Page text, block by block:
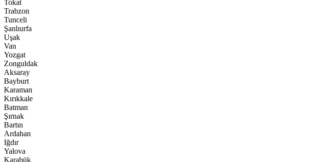
Tokat
Trabzon
Tunceli
Şanlıurfa
Uşak
Van
Yozgat
Zonguldak
Aksaray
Bayburt
Karaman
Kırıkkale
Batman
Şırnak
Bartın
Ardahan
Iğdır
Yalova
Karabük